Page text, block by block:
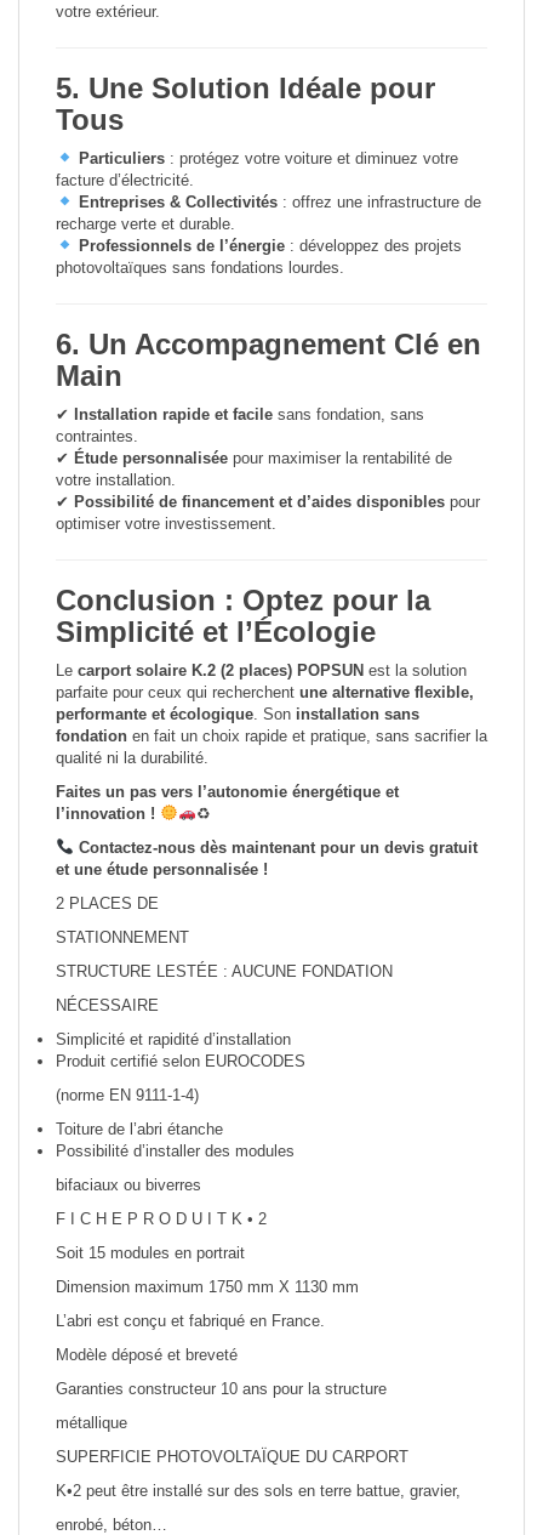
votre extérieur.
5. Une Solution Idéale pour
Tous
Particuliers: protégez votre voiture et diminuez votre
facture d’électricité.
Entreprises & Collectivités: offrez une infrastructure de
recharge verte et durable.
Professionnels de l’énergie: développez des projets
photovoltaïques sans fondations lourdes.
6. Un Accompagnement Clé en
Main
✔ Installation rapide et facile sans fondation, sans
contraintes.
✔ Étude personnalisée pour maximiser la rentabilité de
votre installation.
✔ Possibilité de financement et d’aides disponibles pour
optimiser votre investissement.
Conclusion : Optez pour la
Simplicité et l’Écologie
Le carport solaire K.2 (2 places) POPSUN est la solution
parfaite pour ceux qui recherchent une alternative flexible,
performante et écologique . Son installation sans
fondation en fait un choix rapide et pratique, sans sacrifier la
qualité ni la durabilité.
Faites un pas vers l’autonomie énergétique et
l’innovation !
♻
Contactez-nous dès maintenant pour un devis gratuit
et une étude personnalisée !
2 PLACES DE
STATIONNEMENT
STRUCTURE LESTÉE : AUCUNE FONDATION
NÉCESSAIRE
Simplicité et rapidité d’installation
Produit certifié selon EUROCODES
(norme EN 9111-1-4)
Toiture de l’abri étanche
Possibilité d’installer des modules
bifaciaux ou biverres
F I C H E P R O D U I T K • 2
Soit 15 modules en portrait
Dimension maximum 1750 mm X 1130 mm
L’abri est conçu et fabriqué en France.
Modèle déposé et breveté
Garanties constructeur 10 ans pour la structure
métallique
SUPERFICIE PHOTOVOLTAÏQUE DU CARPORT
K•2 peut être installé sur des sols en terre battue, gravier,
enrobé, béton…